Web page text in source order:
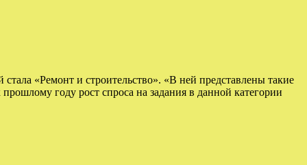
«Ремонт и строительство». «В ней представлены такие
году рост спроса на задания в данной категории